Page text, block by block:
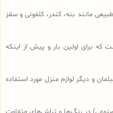
طبیعی مانند بنه، کندر، کلفونی و سقز
که برای اولین بار و پیش از اینکه
و دیگر لوازم منزل مورد استفاده